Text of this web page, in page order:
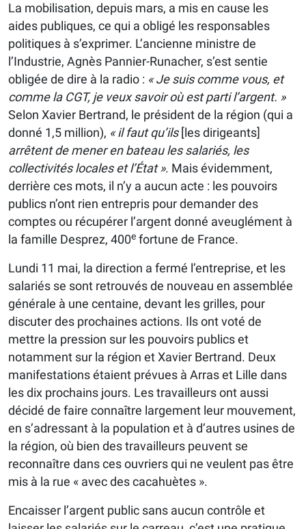
La mobilisation, depuis mars, a mis en cause les
aides publiques, ce qui a obligé les responsables
politiques à s’exprimer. L’ancienne ministre de
l’Industrie, Agnès Pannier-Runacher, s’est sentie
obligée de dire à la radio : « Je suis comme vous, et
comme la CGT, je veux savoir où est parti l’argent. »
Selon Xavier Bertrand, le président de la région (qui a
donné 1,5 million), « il faut qu’ils [les dirigeants]
arrêtent de mener en bateau les salariés, les
collectivités locales et l’État ». Mais évidemment,
derrière ces mots, il n’y a aucun acte : les pouvoirs
publics n’ont rien entrepris pour demander des
comptes ou récupérer l’argent donné aveuglément à
la famille Desprez, 400e fortune de France.
Lundi 11 mai, la direction a fermé l’entreprise, et les
salariés se sont retrouvés de nouveau en assemblée
générale à une centaine, devant les grilles, pour
discuter des prochaines actions. Ils ont voté de
mettre la pression sur les pouvoirs publics et
notamment sur la région et Xavier Bertrand. Deux
manifestations étaient prévues à Arras et Lille dans
les dix prochains jours. Les travailleurs ont aussi
décidé de faire connaître largement leur mouvement,
en s’adressant à la population et à d’autres usines de
la région, où bien des travailleurs peuvent se
reconnaître dans ces ouvriers qui ne veulent pas être
mis à la rue « avec des cacahuètes ».
Encaisser l’argent public sans aucun contrôle et